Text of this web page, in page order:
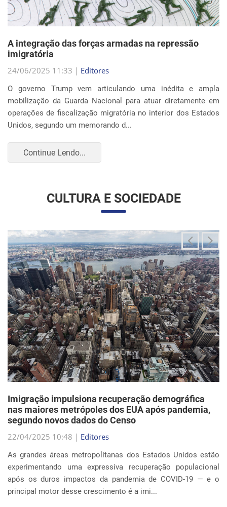
mobilização da Guarda Nacional para atuar diretamente em
operações de fiscalização migratória no interior dos Estados
Continue Lendo...
CULTURA E SOCIEDADE
Imigração impulsiona recuperação demográfica
nas maiores metrópoles dos EUA após pandemia,
segundo novos dados do Censo
22/04/2025 10:48 |Editores
As grandes áreas metropolitanas dos Estados Unidos estão
experimentando uma expressiva recuperação populacional
principal motor desse crescimento é a imi...
EVENTOS